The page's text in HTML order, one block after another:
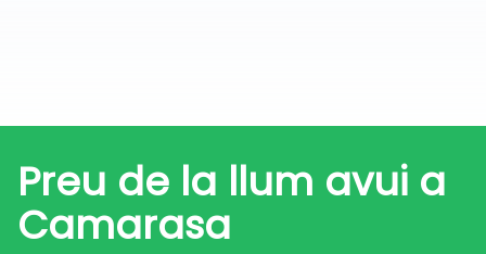
Preu de la llum avui a
Camarasa